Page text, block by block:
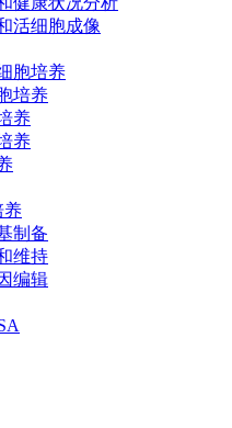
活细胞成像
胞培养
培养
养
养
养
制备
维持
编辑